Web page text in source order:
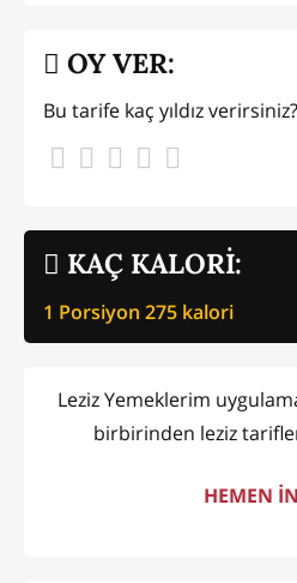
KAÇ KALORİ:
1 Porsiyon 275 kalori
OY VER:
Bu tarife kaç yıldız verirsiniz?
Leziz Yemeklerim
birbirinden leziz
HEMEN